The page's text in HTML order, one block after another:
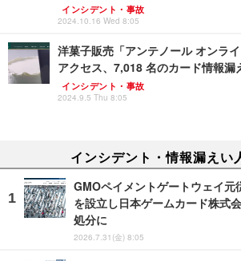
インシデント・事故
2024.10.16 Wed 8:05
洋菓子販売「アンテノール オンラ
アクセス、7,018 名のカード情報漏
インシデント・事故
2024.9.5 Thu 8:05
インシデント・情報漏えい
GMOペイメントゲートウェイ元
を設立し日本ゲームカード株式
処分に
2026.7.31(金) 8:05